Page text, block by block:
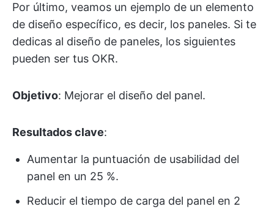
Por último, veamos un ejemplo de un elemento
de diseño específico, es decir, los paneles. Si te
dedicas al diseño de paneles, los siguientes
pueden ser tus OKR.
Objetivo: Mejorar el diseño del panel.
Resultados clave:
Aumentar la puntuación de usabilidad del
panel en un 25 %.
Reducir el tiempo de carga del panel en 2